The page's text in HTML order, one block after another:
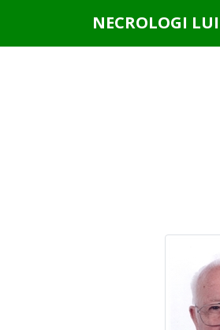
NECROLOGI
scorrendo questa